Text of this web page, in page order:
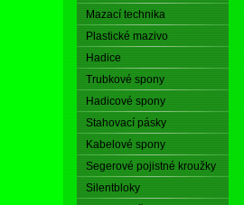
Mazací technika
Plastické mazivo
Hadice
Trubkové spony
Hadicové spony
Stahovací pásky
Kabelové spony
Segerové pojistné kroužky
Silentbloky